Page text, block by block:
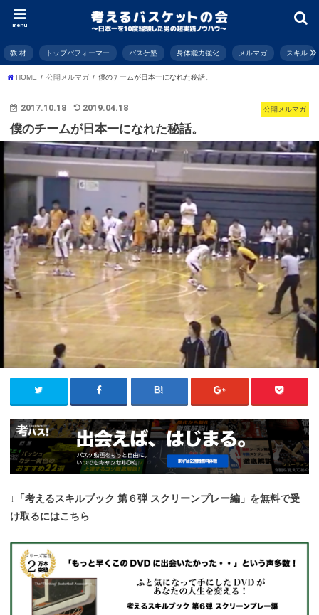
menu
教 材 トップパフォーマー バスケ塾 身体能力強化 メルマガ スキル
HOME 公開メルマガ 僕のチームが日本一になれた秘話。
公開メルマガ
2017.10.18 2019.04.18
僕のチームが日本一になれた秘話。
↓「考えるスキルブック 第６弾 スクリーンプレー編」を無料で受
け取るにはこちら